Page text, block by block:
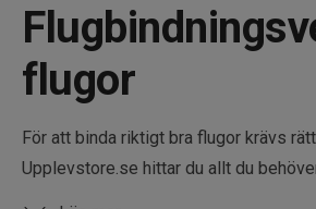
flugor
För att binda riktigt bra flugor krävs
Upplevstore.se hittar du allt du